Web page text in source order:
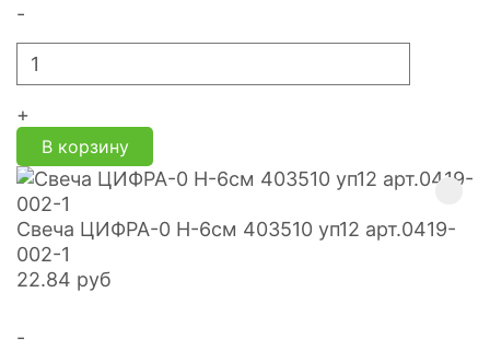
-
+
В корзину
Свеча ЦИФРА-0 H-6см 403510 уп12 арт.0419-
002-1
22.84 руб
-